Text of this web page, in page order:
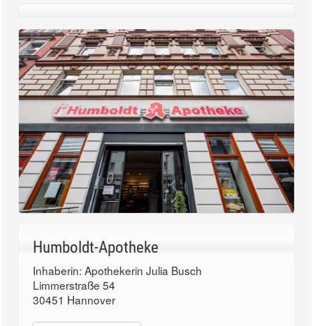
Humboldt-Apotheke
Inhaberin: Apothekerin Julia Busch
Limmerstraße 54
30451 Hannover